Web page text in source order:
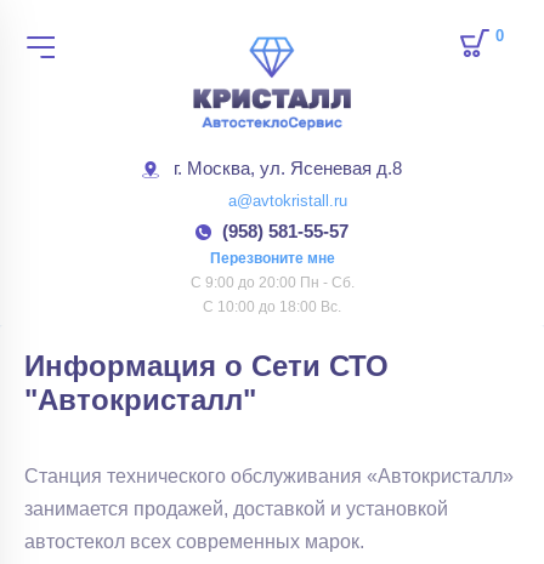
г. Москва, ул. Ясеневая д.8
a@avtokristall.ru
(958) 581-55-57
Перезвоните мне
С 9:00 до 20:00 Пн - Сб.
С 10:00 до 18:00 Вс.
0
Информация о Сети СТО
"Автокристалл"
Станция технического обслуживания «Автокристалл»
занимается продажей, доставкой и установкой
автостекол всех современных марок.